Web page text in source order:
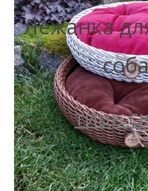
Лежанка
тиць